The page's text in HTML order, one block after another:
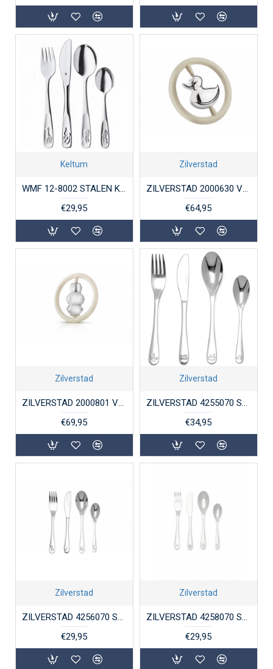
Keltum
WMF 12-8002 STALEN KINDERBESTEK 4-DELIG SAFARI
€29,95
Zilverstad
ZILVERSTAD 2000630 VERZILVERDE RAMMELAAR EEND
€64,95
Zilverstad
ZILVERSTAD 2000801 VERZILVERDE RAMMELAAR NIJNTJE
€69,95
Zilverstad
ZILVERSTAD 4255070 STALEN KINDERCOUVERT NIJNTJE VOERTUIGEN 4-DELIG
€34,95
Zilverstad
ZILVERSTAD 4256070 STALEN KINDERCOUVERT 4-DELIG HUISDIEREN
€29,95
Zilverstad
ZILVERSTAD 4258070 STALEN KINDERBESTEK 4-DELIG ZEEDIEREN
€29,95